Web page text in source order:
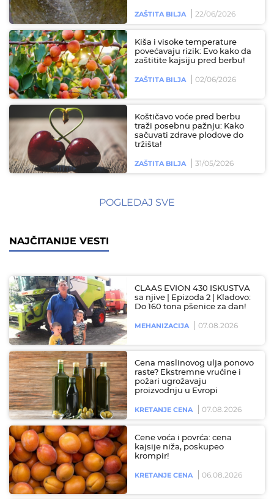
ZAŠTITA BILJA 22/06/2026
Kiša i visoke temperature
povećavaju rizik: Evo kako da
zaštitite kajsiju pred berbu!
ZAŠTITA BILJA 02/06/2026
Koštičavo voće pred berbu
traži posebnu pažnju: Kako
sačuvati zdrave plodove do
tržišta!
ZAŠTITA BILJA 31/05/2026
POGLEDAJ SVE
NAJČITANIJE VESTI
CLAAS EVION 430 ISKUSTVA
sa njive | Epizoda 2 | Kladovo:
Do 160 tona pšenice za dan!
MEHANIZACIJA 07.08.2026
Cena maslinovog ulja ponovo
raste? Ekstremne vrućine i
požari ugrožavaju
proizvodnju u Evropi
KRETANJE CENA 07.08.2026
Cene voća i povrća: cena
kajsije niža, poskupeo
krompir!
KRETANJE CENA 06.08.2026